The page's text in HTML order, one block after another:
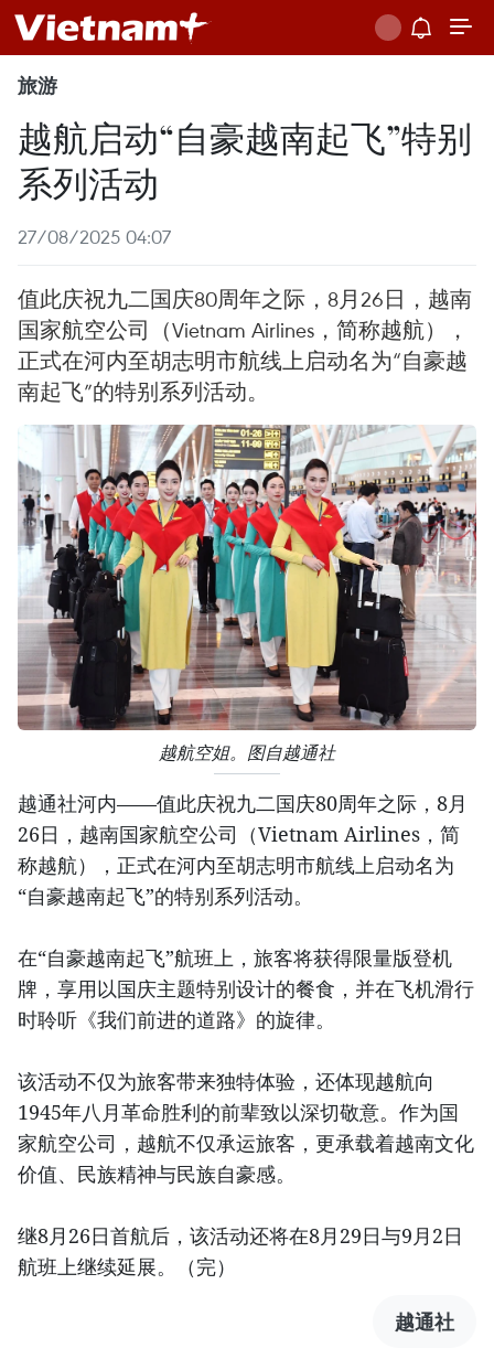
旅游
越航启动“自豪越南起飞”特别
系列活动
27/08/2025 04:07
值此庆祝九二国庆80周年之际，8月26日，越南
国家航空公司（Vietnam Airlines，简称越航），
正式在河内至胡志明市航线上启动名为“自豪越
南起飞”的特别系列活动。
越航空姐。图自越通社
越通社河内——值此庆祝九二国庆80周年之际，8月
26日，越南国家航空公司（Vietnam Airlines，简
称越航），正式在河内至胡志明市航线上启动名为
“自豪越南起飞”的特别系列活动。
在“自豪越南起飞”航班上，旅客将获得限量版登机
牌，享用以国庆主题特别设计的餐食，并在飞机滑行
时聆听《我们前进的道路》的旋律。
该活动不仅为旅客带来独特体验，还体现越航向
1945年八月革命胜利的前辈致以深切敬意。作为国
家航空公司，越航不仅承运旅客，更承载着越南文化
价值、民族精神与民族自豪感。
继8月26日首航后，该活动还将在8月29日与9月2日
航班上继续延展。（完）
越通社